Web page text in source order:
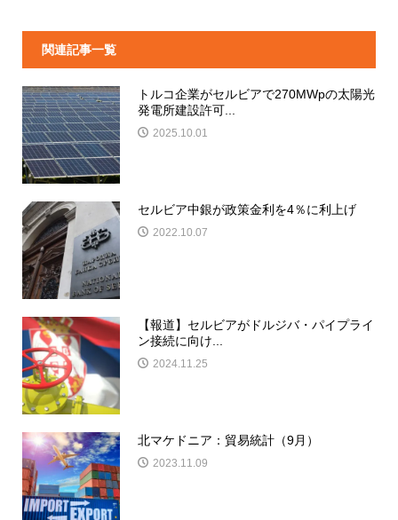
関連記事一覧
トルコ企業がセルビアで270MWpの太陽光
発電所建設許可...
2025.10.01
セルビア中銀が政策金利を4％に利上げ
2022.10.07
【報道】セルビアがドルジバ・パイプライ
ン接続に向け...
2024.11.25
北マケドニア：貿易統計（9月）
2023.11.09